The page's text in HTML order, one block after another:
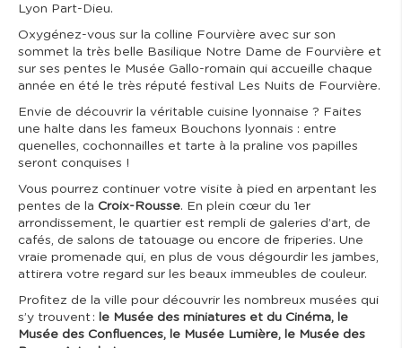
Lyon Part-Dieu.
Oxygénez-vous sur la colline Fourvière avec sur son
sommet la très belle Basilique Notre Dame de Fourvière et
sur ses pentes le Musée Gallo-romain qui accueille chaque
année en été le très réputé festival Les Nuits de Fourvière.
Envie de découvrir la véritable cuisine lyonnaise ? Faites
une halte dans les fameux Bouchons lyonnais : entre
quenelles, cochonnailles et tarte à la praline vos papilles
seront conquises !
Vous pourrez continuer votre visite à pied en arpentant les
pentes de la Croix-Rousse. En plein cœur du 1er
arrondissement, le quartier est rempli de galeries d’art, de
cafés, de salons de tatouage ou encore de friperies. Une
vraie promenade qui, en plus de vous dégourdir les jambes,
attirera votre regard sur les beaux immeubles de couleur.
Profitez de la ville pour découvrir les nombreux musées qui
s’y trouvent : le Musée des miniatures et du Cinéma, le
Musée des Confluences, le Musée Lumière, le Musée des